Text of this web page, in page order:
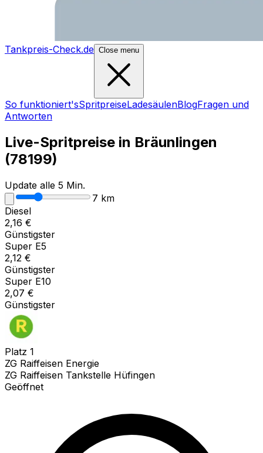
Tankpreis-Check.de Close menu
So funktioniert'sSpritpreiseLadesäulenBlogFragen und
Antworten
Live-Spritpreise in Bräunlingen
(78199)
Update alle 5 Min.
7 km
Diesel
2,16 €
Günstigster
Super E5
2,12 €
Günstigster
Super E10
2,07 €
Günstigster
Platz 1
ZG Raiffeisen Energie
ZG Raiffeisen Tankstelle Hüfingen
Geöffnet